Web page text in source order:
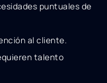
puntuales de
al cliente.
talento